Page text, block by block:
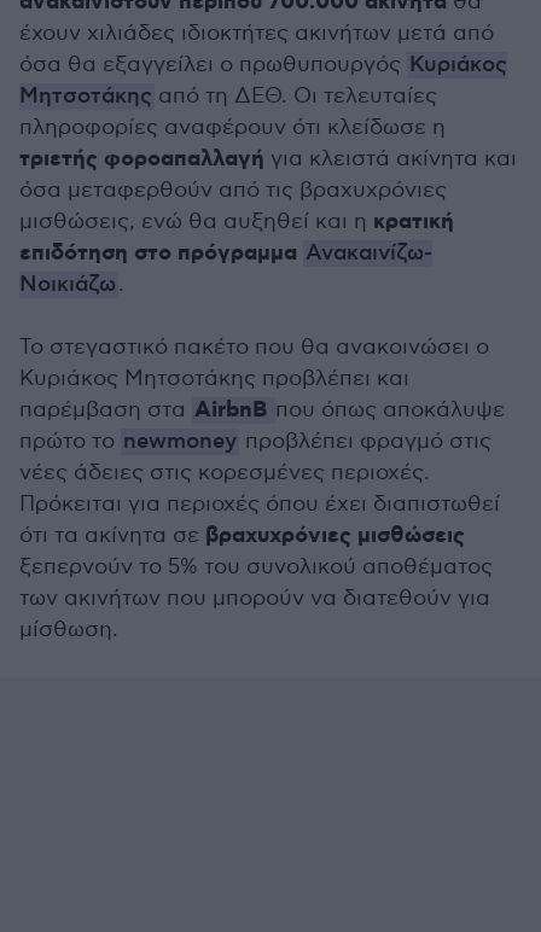
έχουν χιλιάδες ιδιοκτήτες ακινήτων μετά από
όσα θα εξαγγείλει ο πρωθυπουργός Κυριάκος
Μητσοτάκης από τη ΔΕΘ. Οι τελευταίες
πληροφορίες αναφέρουν ότι κλείδωσε η
τριετής φοροαπαλλαγή για κλειστά ακίνητα και
όσα μεταφερθούν από τις βραχυχρόνιες
μισθώσεις, ενώ θα αυξηθεί και η κρατική
επιδότηση στο πρόγραμμα Ανακαινίζω-
Νοικιάζω.
Το στεγαστικό πακέτο που θα ανακοινώσει ο
Κυριάκος Μητσοτάκης προβλέπει και
παρέμβαση στα AirbnB που όπως αποκάλυψε
πρώτο το newmoney προβλέπει φραγμό στις
νέες άδειες στις κορεσμένες περιοχές.
Πρόκειται για περιοχές όπου έχει διαπιστωθεί
ότι τα ακίνητα σε βραχυχρόνιες μισθώσεις
ξεπερνούν το 5% του συνολικού αποθέματος
των ακινήτων που μπορούν να διατεθούν για
μίσθωση.